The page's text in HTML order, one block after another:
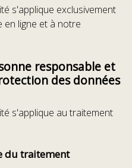
s'applique exclusivement
en ligne et à notre
responsable et
des données
s'applique au traitement
du traitement